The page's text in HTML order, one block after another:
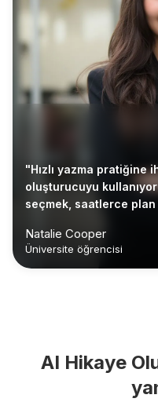
"Hızlı yazma pratiğine
oluşturucuyu
seçmek, saatlerce
Natalie Cooper
Üniversite öğrencisi
AI Hikaye